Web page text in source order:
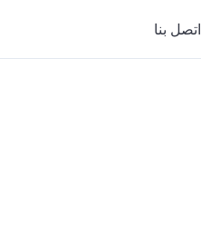
اتصل بنا